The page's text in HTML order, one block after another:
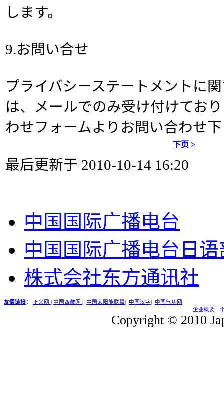
します。
9.お問い合せ
プライバシーステートメントに
は、メールでのみ受け付けてお
わせフォームよりお問い合わせ
下页 >
最后更新于 2010-10-14 16:20
中国国际广播电台
中国国际广播电台日语
株式会社东方通讯社
友情链接： 正义网 中国西藏网 中国太阳能联盟 中国汉字
中国气功网
企业概要 -
Copyright © 2010